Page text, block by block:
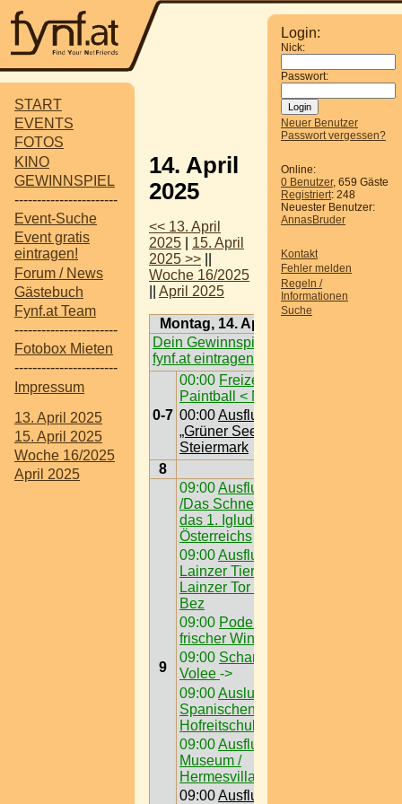
START
EVENTS
FOTOS
KINO
GEWINNSPIEL
-----------------------
Event-Suche
Event gratis
eintragen!
Forum / News
Gästebuch
Fynf.at Team
-----------------------
Fotobox Mieten
-----------------------
Impressum
13. April 2025
15. April 2025
Woche 16/2025
April 2025
Login:
Nick:
Passwort:
Neuer Benutzer
Passwort vergessen?
Online:
0 Benutzer, 659 Gäste
Registriert: 248
Neuester Benutzer:
AnnasBruder
Kontakt
Fehler melden
Regeln /
Informationen
Suche
14. April
2025
<< 13. April
2025
15. April
2025 >>
Woche 16/2025
April 2025
Montag, 14. April 2025
Dein Gewinnspiel auf
fynf.at eintragen
0-7
00:00 Freizeit /
Paintball < Nö >
00:00Ausflugsziel /
„Grüner See“ @
Steiermark
8
9
09:00Ausflugsziel
/Das Schneedorf -
das 1. Igludorf
Österreichs
09:00Ausflugsziel /
Lainzer Tiergarten @
Lainzer Tor > W < 13
Bez
09:00 Podersdorf -
frischer Wind am See
09:00 Schanigärten /
Volee ->
09:00Auslugsziel /
Spanischen
Hofreitschule
09:00Ausflugsziel /
Museum /
Hermesvilla
09:00Ausflugsziel /